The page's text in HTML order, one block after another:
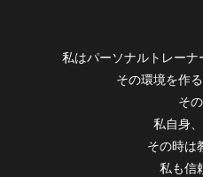
私はパーソナルトレーナ
その環境を作
そ
私自身
その時は
私も信